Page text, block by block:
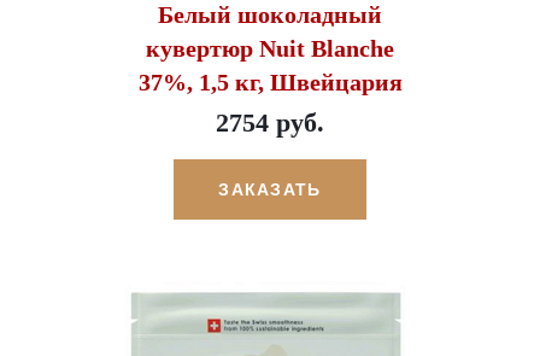
Белый шоколадный
кувертюр Nuit Blanche
37%, 1,5 кг, Швейцария
2754 руб.
ЗАКАЗАТЬ